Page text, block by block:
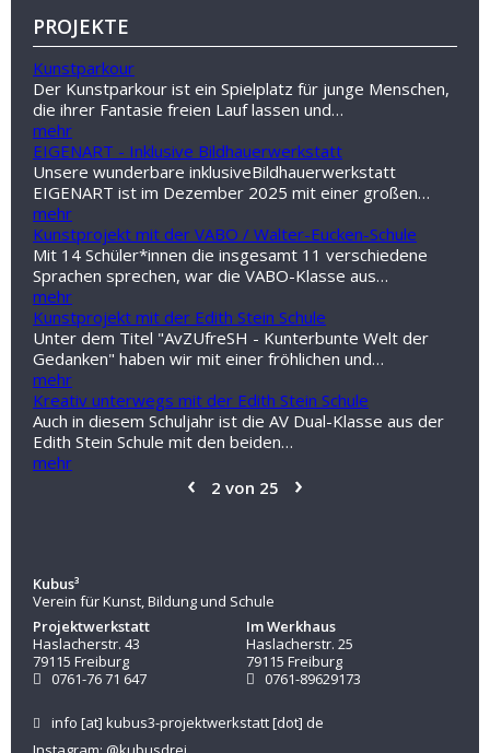
PROJEKTE
Kunstparkour
Der Kunstparkour ist ein Spielplatz für junge Menschen,
die ihrer Fantasie freien Lauf lassen und…
mehr
EIGENART - Inklusive Bildhauerwerkstatt
Unsere wunderbare inklusiveBildhauerwerkstatt
EIGENART ist im Dezember 2025 mit einer großen…
mehr
Kunstprojekt mit der VABO / Walter-Eucken-Schule
Mit 14 Schüler*innen die insgesamt 11 verschiedene
Sprachen sprechen, war die VABO-Klasse aus…
mehr
Kunstprojekt mit der Edith Stein Schule
Unter dem Titel "AvZUfreSH - Kunterbunte Welt der
Gedanken" haben wir mit einer fröhlichen und…
mehr
Kreativ unterwegs mit der Edith Stein Schule
Auch in diesem Schuljahr ist die AV Dual-Klasse aus der
Edith Stein Schule mit den beiden…
mehr
‹ 2 von 25 ›
Kubus³
Verein für Kunst, Bildung und Schule
Projektwerkstatt
Haslacherstr. 43
79115 Freiburg
0761-76 71 647
Im Werkhaus
Haslacherstr. 25
79115 Freiburg
0761-89629173
info [at] kubus3-projektwerkstatt[dot] de